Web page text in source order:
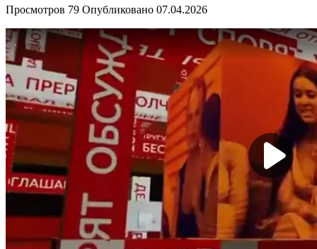
Просмотров 79 Опубликовано 07.04.2026